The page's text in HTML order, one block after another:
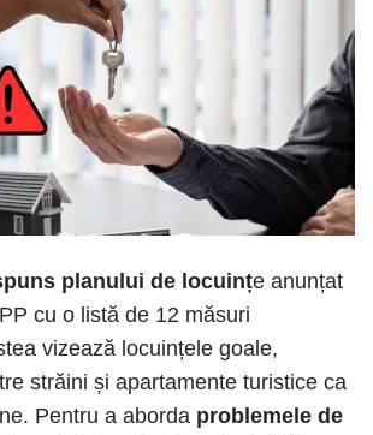
planului de locuințe anunțat
cu o listă de 12 măsuri
vizează locuințele goale,
străini și apartamente turistice ca
Pentru a aborda problemele de